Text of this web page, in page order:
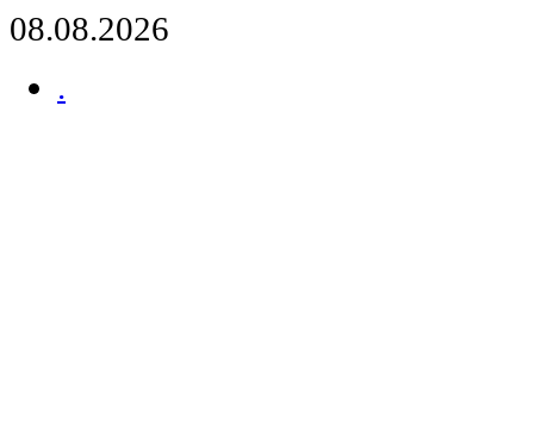
08.08.2026
.